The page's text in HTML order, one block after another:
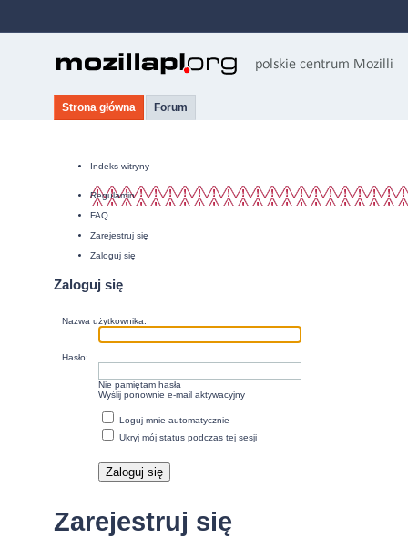
Strona główna Forum
Indeks witryny
Regulamin
FAQ
Zarejestruj się
Zaloguj się
Zaloguj się
Nazwa użytkownika:
Hasło:
Nie pamiętam hasła
Wyślij ponownie e-mail aktywacyjny
Loguj mnie automatycznie
Ukryj mój status podczas tej sesji
Zarejestruj się